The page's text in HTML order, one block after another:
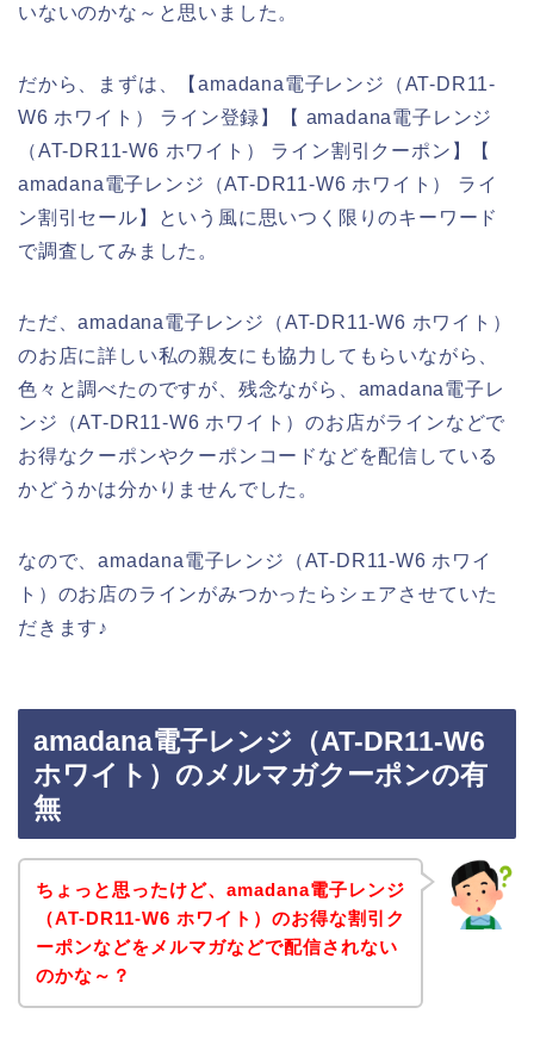
いないのかな～と思いました。
だから、まずは、【amadana電子レンジ（AT-DR11-
W6 ホワイト） ライン登録】【 amadana電子レンジ
（AT-DR11-W6 ホワイト） ライン割引クーポン】【
amadana電子レンジ（AT-DR11-W6 ホワイト） ライ
ン割引セール】という風に思いつく限りのキーワード
で調査してみました。
ただ、amadana電子レンジ（AT-DR11-W6 ホワイト）
のお店に詳しい私の親友にも協力してもらいながら、
色々と調べたのですが、残念ながら、amadana電子レ
ンジ（AT-DR11-W6 ホワイト）のお店がラインなどで
お得なクーポンやクーポンコードなどを配信している
かどうかは分かりませんでした。
なので、amadana電子レンジ（AT-DR11-W6 ホワイ
ト）のお店のラインがみつかったらシェアさせていた
だきます♪
amadana電子レンジ（AT-DR11-W6
ホワイト）のメルマガクーポンの有
無
ちょっと思ったけど、amadana電子レンジ
（AT-DR11-W6 ホワイト）のお得な割引ク
ーポンなどをメルマガなどで配信されない
のかな～？